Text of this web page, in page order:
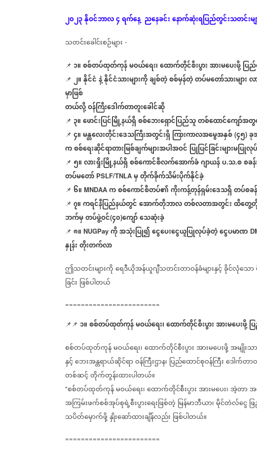
၂၀၂၃နိုဝင်ဘာလ၄ရက်နေ့ ညနေခင်းနောက်ဆုံးရပြည်တွင်းသတင်းမျ
သတင်းခေါင်းစဉ်များ -
📌 ၁။စစ်တပ်ထုတ်ကုန်မဝယ်ရေး၊ထောက်တိုင်စီးပွားအားမပေးဖို့ပြ
📌 ၂။နိုင်ငံနဲ့နိုင်ငံသားများကိုချစ်တဲ့စစ်မှန်တဲ့တပ်မတော်သားများလ
မှာဖြစ်
တယ်လို့ဝန်ကြီးဒေါက်တာတူးခေါင်ဆို
📌 ၃။ဖောင်းပြင်မြို့နယ်ရှိစစ်‌ဘေးရှောင်ပြည်သူတစ်ထောင်ကျော်အ
📌 ၄။မန္တလေးတိုင်းဒေသကြီးအတွင်းရှိ ကြားကာလအမွေအနှစ် (၄၅) ခု
ကစစ်ရေးဆိုင်ရာတားမြစ်ချက်များအပါအဝင် ပြုပြင်ခြင်းများမပြု
📌 ၅။လားရှိုးမြို့နယ်ရှိစစ်ကောင်စီလက်အောက်ခံဂျာယန်ပ.သ.စစခန်
တပ်မတော် PSLF/TNLA မှတိုက်ခိုက်သိမ်းပိုက်နိုင်ခဲ့
📌 ၆။ MNDAA ကစစ်ကောင်စီတပ်၏ကိုးကန့်တုန်ရှမ်းဒေသရှိတပ်စခ
📌 ၇။ကရင်နီပြည်နယ်တွင်အောက်တိုဘာလတစ်လတာအတွင်းထိတွေ့တို
ဘက်မှတပ်ဖွဲ့ဝင်(၄၀)ကျော်သေဆုံးခဲ့
📌 ၈။ NUGPay ကိုအသုံးပြု၍ငွေပေးငွေယူပြုလုပ်ခဲ့တဲ့ငွေပမာဏ
နှုန်းတိုးတက်လာ
ဤသတင်းများကိုရေဒီယိုအန်ယူဂျီသတင်းတာဝန်ခံများနှင့်ခိုင်လုံသော
ခြင်း ဖြစ်ပါတယ်
========================
📌📌 ၁။စစ်တပ်ထုတ်ကုန်မဝယ်ရေး၊ထောက်တိုင်စီးပွားအားမပေးဖို့ပ
စစ်တပ်ထုတ်ကုန်မဝယ်ရေး၊ထောက်တိုင်စီးပွားအားမပေးဖို့အမျိုးသ
နှင့်ဘေးအန္တရာယ်ဆိုင်ရာဝန်ကြီးဌာန၊ ပြည်ထောင်စုဝန်ကြီးဒေါက်တာ
တစ်ဆင့်တိုက်တွန်းထားပါတယ်။
"စစ်တပ်ထုတ်ကုန်မဝယ်ရေး၊ထောက်တိုင်စီးပွားအားမပေး၊အဲ့တာအ
အကြမ်းဖက်စစ်အုပ်စုရဲ့စီးပွားရေးဖြစ်တဲ့ မြန်မာဘီယာ၊မိုင်တဲလ်ငွေဖ
သပိတ်မှောက်ဖို့နှိုးဆော်ထားချိန်လည်း ဖြစ်ပါတယ်။
========================